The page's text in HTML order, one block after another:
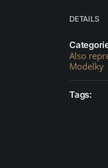
DETAILS
Also
Modelky
Tags: